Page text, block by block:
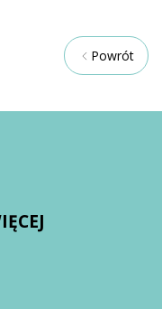
Powrót